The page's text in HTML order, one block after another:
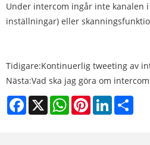
Under intercom ingår inte kanalen
inställningar) eller
Tidigare:Kontinuerlig tweeting av
Nästa:Vad ska jag göra om
Facebook
X WhatsAppPinterestLinkedIn